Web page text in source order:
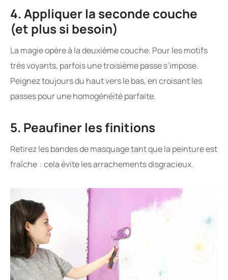
4. Appliquer la seconde couche
(et plus si besoin)
La magie opère à la deuxième couche. Pour les motifs
très voyants, parfois une troisième passe s’impose.
Peignez toujours du haut vers le bas, en croisant les
passes pour une homogénéité parfaite.
5. Peaufiner les finitions
Retirez les bandes de masquage tant que la peinture est
fraîche : cela évite les arrachements disgracieux.